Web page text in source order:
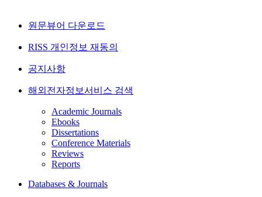
원문뷰어 다운로드
RISS 개인정보 재동의
공지사항
해외전자정보서비스 검색
Academic Journals
Ebooks
Dissertations
Conference Materials
Reviews
Reports
Databases & Journals